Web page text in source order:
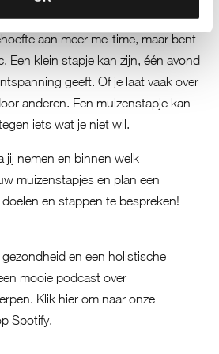
het proces!
aan meer me-time, maar bent
Een klein stapje kan zijn, één avond
geeft. Of je laat vaak over
anderen. Een muizenstapje kan
iets wat je niet wil.
jij nemen en binnen welk
muizenstapjes en plan een
en stappen te bespreken!
en een holistische
mooie podcast over
Klik hier om naar onze
Spotify.